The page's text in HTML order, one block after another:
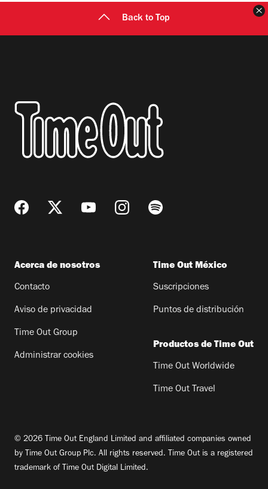
Back to Top
Acerca de nosotros
Contacto
Aviso de privacidad
Time Out Group
Administrar cookies
Time Out México
Suscripciones
Puntos de distribución
Productos de Time Out
Time Out Worldwide
Time Out Travel
© 2026 Time Out England Limited and affiliated companies owned
by Time Out Group Plc. All rights reserved. Time Out is a registered
trademark of Time Out Digital Limited.